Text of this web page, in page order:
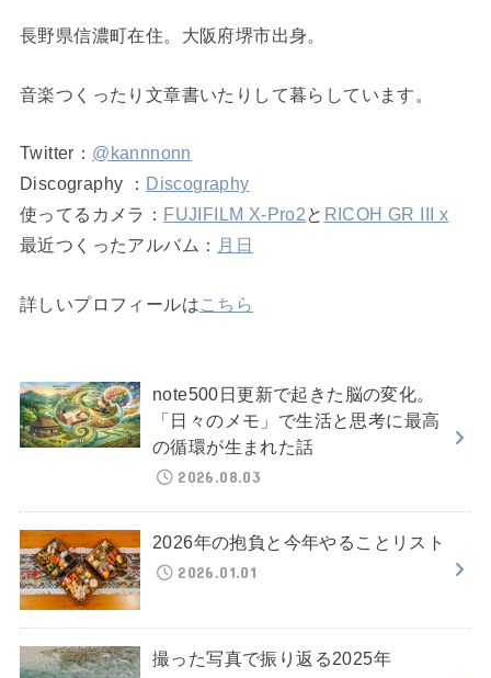
長野県信濃町在住。大阪府堺市出身。
音楽つくったり文章書いたりして暮らしています。
Twitter： @kannnonn
Discography ： Discography
使ってるカメラ： FUJIFILM X-Pro2と RICOH GR III x
最近つくったアルバム： 月日
詳しいプロフィールはこちら
note500日更新で起きた脳の変化。
「日々のメモ」で生活と思考に最高
の循環が生まれた話
2026.08.03
2026年の抱負と今年やることリスト
2026.01.01
撮った写真で振り返る2025年